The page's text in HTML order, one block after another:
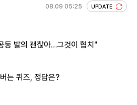
08.09 05:25 UPDATE
동 발의 괜찮아…그것이 협치"
는 퀴즈, 정답은?